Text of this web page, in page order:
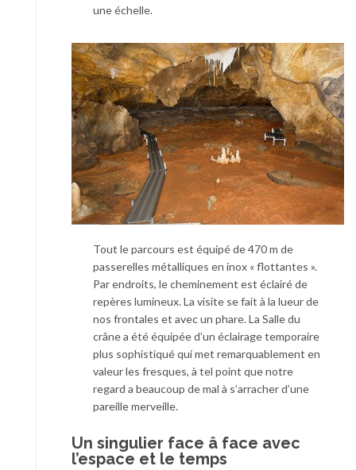
une échelle.
Tout le parcours est équipé de 470 m de
passerelles métalliques en inox « flottantes ».
Par endroits, le cheminement est éclairé de
repères lumineux. La visite se fait à la lueur de
nos frontales et avec un phare. La Salle du
crâne a été équipée d’un éclairage temporaire
plus sophistiqué qui met remarquablement en
valeur les fresques, à tel point que notre
regard a beaucoup de mal à s’arracher d’une
pareille merveille.
Un singulier face â face avec
l’espace et le temps